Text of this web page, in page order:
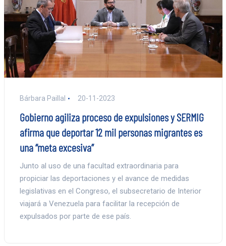
Bárbara Paillal 20-11-2023
Gobierno agiliza proceso de expulsiones y SERMIG
afirma que deportar 12 mil personas migrantes es
una “meta excesiva”
Junto al uso de una facultad extraordinaria para
propiciar las deportaciones y el avance de medidas
legislativas en el Congreso, el subsecretario de Interior
viajará a Venezuela para facilitar la recepción de
expulsados por parte de ese país.